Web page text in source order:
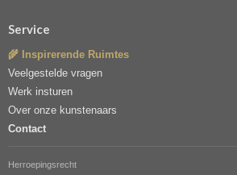
Service
🌾 Inspirerende Ruimtes
Veelgestelde vragen
Werk insturen
Over onze kunstenaars
Contact
Herroepingsrecht